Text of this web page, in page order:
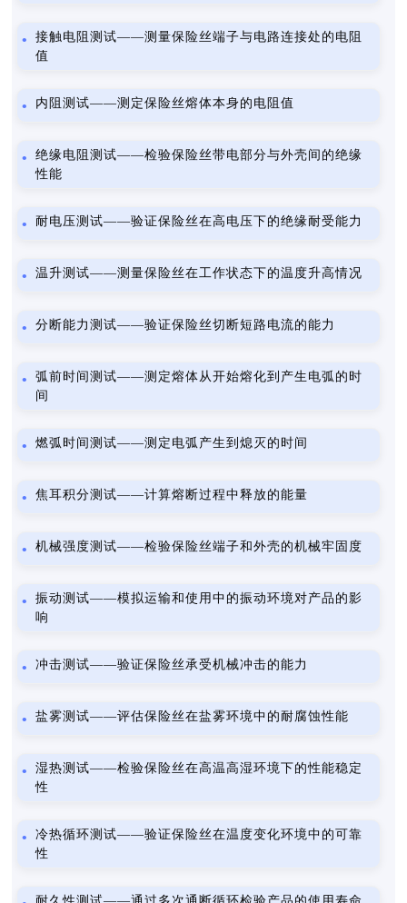
接触电阻测试——测量保险丝端子与电路连接处的电阻
值
内阻测试——测定保险丝熔体本身的电阻值
绝缘电阻测试——检验保险丝带电部分与外壳间的绝缘
性能
耐电压测试——验证保险丝在高电压下的绝缘耐受能力
温升测试——测量保险丝在工作状态下的温度升高情况
分断能力测试——验证保险丝切断短路电流的能力
弧前时间测试——测定熔体从开始熔化到产生电弧的时
间
燃弧时间测试——测定电弧产生到熄灭的时间
焦耳积分测试——计算熔断过程中释放的能量
机械强度测试——检验保险丝端子和外壳的机械牢固度
振动测试——模拟运输和使用中的振动环境对产品的影
响
冲击测试——验证保险丝承受机械冲击的能力
盐雾测试——评估保险丝在盐雾环境中的耐腐蚀性能
湿热测试——检验保险丝在高温高湿环境下的性能稳定
性
冷热循环测试——验证保险丝在温度变化环境中的可靠
性